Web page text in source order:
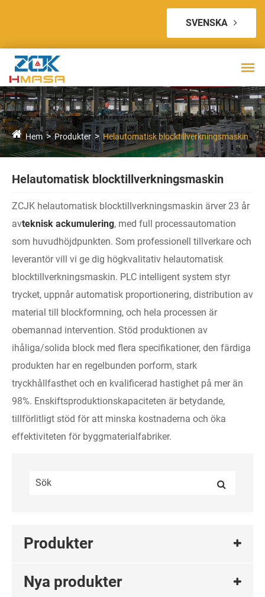
SVENSKA
Hem Produkter Helautomatisk blocktillverkningsmaskin
Helautomatisk blocktillverkningsmaskin
ZCJK helautomatisk blocktillverkningsmaskin ärver 23 år
avteknisk ackumulering, med full processautomation
som huvudhöjdpunkten. Som professionell tillverkare och
leverantör vill vi ge dig högkvalitativ helautomatisk
blocktillverkningsmaskin. PLC intelligent system styr
trycket, uppnår automatisk proportionering, distribution av
material till blockformning, och hela processen är
obemannad intervention. Stöd produktionen av
ihåliga/solida block med flera specifikationer, den färdiga
produkten har en regelbunden porform, stark
tryckhållfasthet och en kvalificerad hastighet på mer än
98%. Enskiftsproduktionskapaciteten är betydande,
tillförlitligt stöd för att minska kostnaderna och öka
effektiviteten för byggmaterialfabriker.
Produkter
Nya produkter